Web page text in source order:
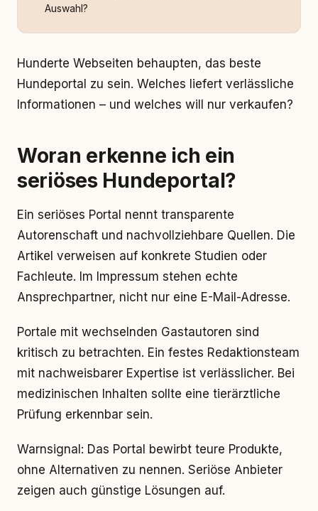
Auswahl?
Hunderte Webseiten behaupten, das beste
Hundeportal zu sein. Welches liefert verlässliche
Informationen – und welches will nur verkaufen?
Woran erkenne ich ein
seriöses Hundeportal?
Ein seriöses Portal nennt transparente
Autorenschaft und nachvollziehbare Quellen. Die
Artikel verweisen auf konkrete Studien oder
Fachleute. Im Impressum stehen echte
Ansprechpartner, nicht nur eine E-Mail-Adresse.
Portale mit wechselnden Gastautoren sind
kritisch zu betrachten. Ein festes Redaktionsteam
mit nachweisbarer Expertise ist verlässlicher. Bei
medizinischen Inhalten sollte eine tierärztliche
Prüfung erkennbar sein.
Warnsignal: Das Portal bewirbt teure Produkte,
ohne Alternativen zu nennen. Seriöse Anbieter
zeigen auch günstige Lösungen auf.